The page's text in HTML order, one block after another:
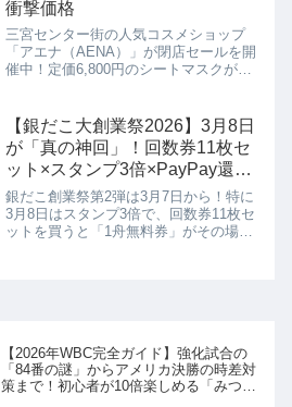
衝撃価格
三宮センター街の人気コスメショップ
「アエナ（AENA）」が閉店セールを開
催中！定価6,800円のシートマスクが驚
23日まで。統合先の元町店情報もあわ
せてチェック！
【銀だこ大創業祭2026】3月8日
が「真の神回」！回数券11枚セ
ット×スタンプ3倍×PayPay還元
で実質1舟400円台になる爆益ル
ートを徹底解説
銀だこ創業祭第2弾は3月7日から！特に
3月8日はスタンプ3倍で、回数券11枚セ
ットを買うと「1舟無料券」がその場で
【2026年WBC完全ガイド】強化試合の
「84番の謎」からアメリカ決勝の時差対
策まで！初心者が10倍楽しめる「みつば